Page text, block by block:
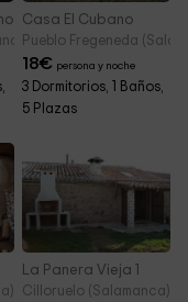
Casa El Cubano
Pueblo Fregeneda
18€ persona y noche
3 Dormitorios, 1 Baños,
5 Plazas
La Panera Vieja 1
Cilloruelo (Salamanca)